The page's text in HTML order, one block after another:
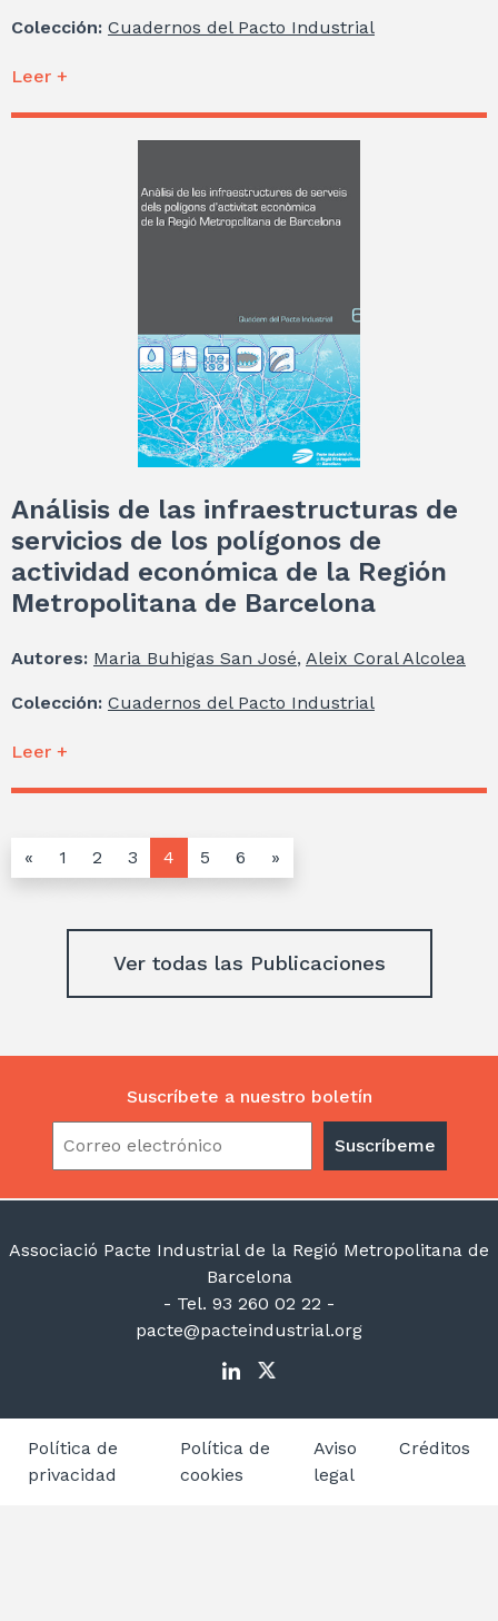
Colección: Cuadernos del Pacto Industrial
Leer +
Análisis de las infraestructuras de
servicios de los polígonos de
actividad económica de la Región
Metropolitana de Barcelona
Autores: Maria Buhigas San José, Aleix Coral Alcolea
Colección: Cuadernos del Pacto Industrial
Leer +
« 1 2 3 4 5 6 »
Ver todas las Publicaciones
Suscríbete a nuestro boletín
Associació Pacte Industrial de la Regió Metropolitana de
Barcelona
- Tel. 93 260 02 22 -
pacte@pacteindustrial.org
Política de
privacidad
Política de
cookies
Aviso
legal
Créditos